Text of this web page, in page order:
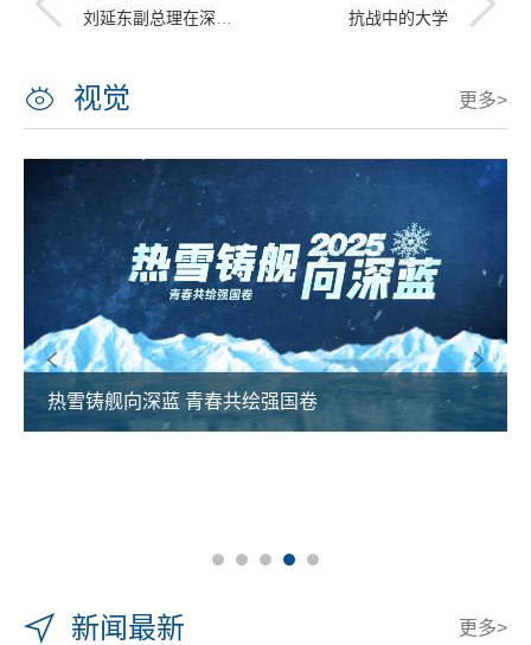
刘延东副总理在深入推进高校创新创业教育改革座谈会上的讲话
抗战中的大学
视觉 更多>
热雪铸舰向深蓝 青春共绘强国卷
新闻最新 更多>